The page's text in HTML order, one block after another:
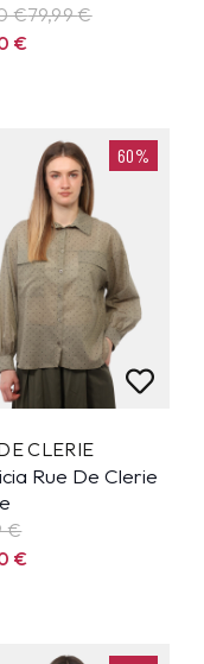
€79,99€
€
60%
CLERIE
Rue De Clerie
€
€